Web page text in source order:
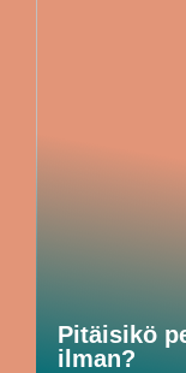
Pitäisikö
ilman?